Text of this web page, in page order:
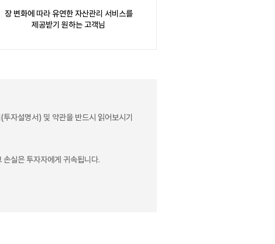
장 변화에 따라 유연한 자산관리 서비스를
제공받기 원하는 고객님
자설명서) 및 약관을 반드시 읽어보시기
실은 투자자에게 귀속됩니다.